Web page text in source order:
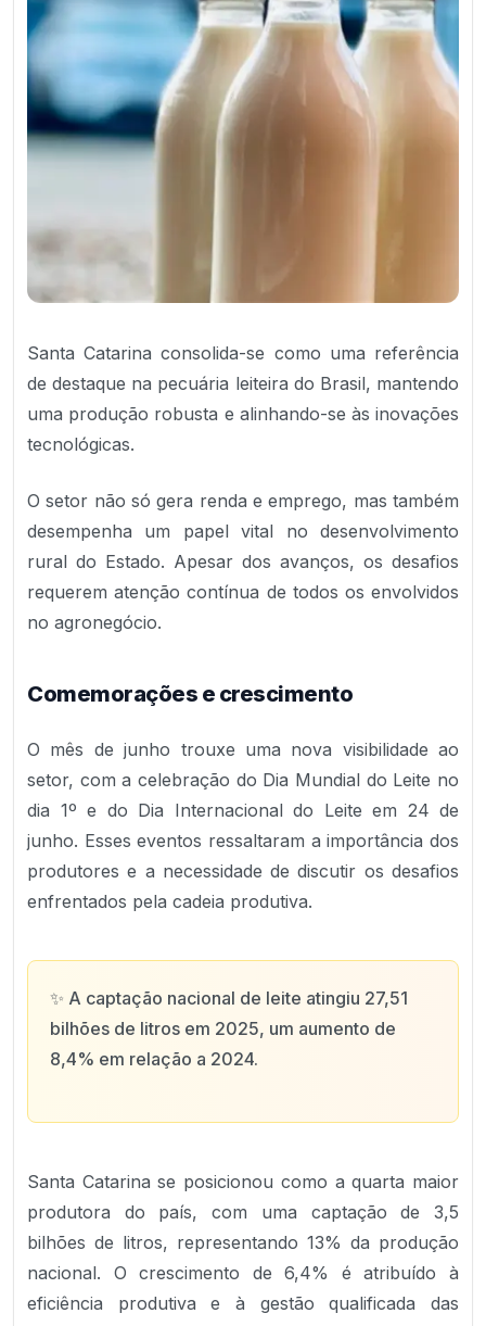
Santa Catarina consolida-se como uma referência
de destaque na pecuária leiteira do Brasil, mantendo
uma produção robusta e alinhando-se às inovações
tecnológicas.
O setor não só gera renda e emprego, mas também
desempenha um papel vital no desenvolvimento
rural do Estado. Apesar dos avanços, os desafios
requerem atenção contínua de todos os envolvidos
no agronegócio.
Comemorações e crescimento
O mês de junho trouxe uma nova visibilidade ao
setor, com a celebração do Dia Mundial do Leite no
dia 1º e do Dia Internacional do Leite em 24 de
junho. Esses eventos ressaltaram a importância dos
produtores e a necessidade de discutir os desafios
enfrentados pela cadeia produtiva.
✨ A captação nacional de leite atingiu 27,51
bilhões de litros em 2025, um aumento de
8,4% em relação a 2024.
Santa Catarina se posicionou como a quarta maior
produtora do país, com uma captação de 3,5
bilhões de litros, representando 13% da produção
nacional. O crescimento de 6,4% é atribuído à
eficiência produtiva e à gestão qualificada das